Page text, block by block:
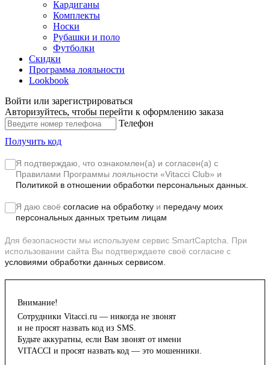
Кардиганы
Комплекты
Носки
Рубашки и поло
Футболки
Скидки
Программа лояльности
Lookbook
Войти или зарегистрироваться
Авторизуйтесь, чтобы перейти к оформлению заказа
Телефон
Получить код
Я подтверждаю, что ознакомлен(а) и согласен(а) с
Правилами Программы лояльности «Vitacci Club» и
Политикой в отношении обработки персональных данных.
Я даю своё согласие на обработку и передачу моих
персональных данных третьим лицам
Для безопасности мы используем сервис SmartCaptcha. При
использовании сайта Вы подтверждаете своё согласие с
условиями обработки данных сервисом.
Внимание!
Сотрудники Vitacci.ru — никогда не звонят
и не просят назвать код из SMS.
Будьте аккуратны, если Вам звонят от имени
VITACCI и просят назвать код — это мошенники.